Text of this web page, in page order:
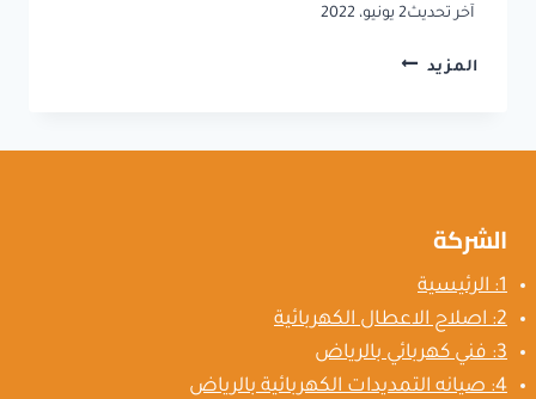
آخر تحديث2 يونيو، 2022
المزيد كيفيه
الشركة
1: الرئيسية
2: اصلاح الاعطال الكهربائية
3: فني كهربائي بالرياض
4: صيانه التمديدات الكهربائية بالرياض